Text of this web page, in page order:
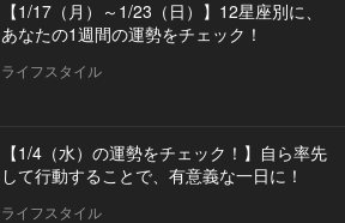
【1/17（月）～1/23（日）】12星座別に、
あなたの1週間の運勢をチェック！
ライフスタイル
【1/4（水）の運勢をチェック！】自ら率先
して行動することで、有意義な一日に！
ライフスタイル